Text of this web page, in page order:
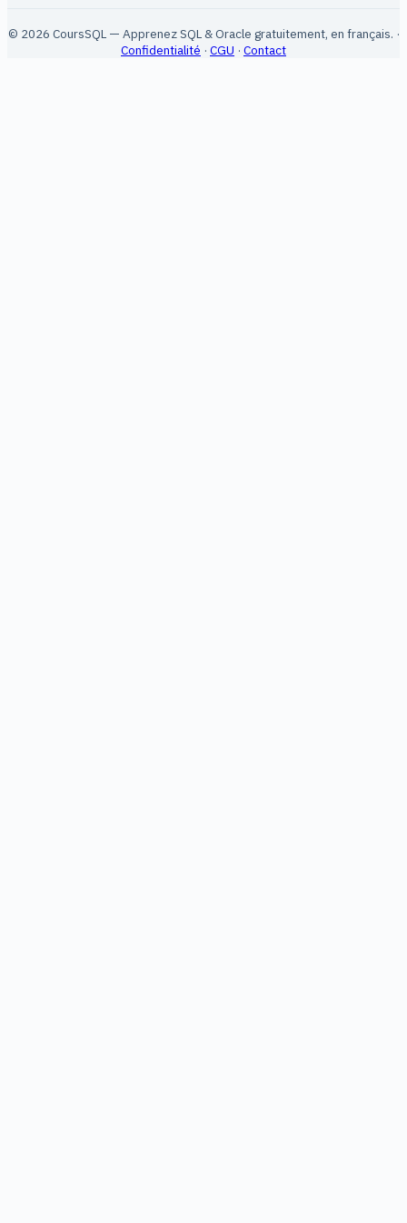
© 2026 CoursSQL — Apprenez SQL & Oracle gratuitement, en français. ·
Confidentialité · CGU · Contact